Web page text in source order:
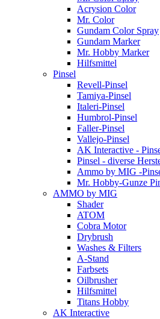
Acrysion Color
Mr. Color
Gundam Color Spray
Gundam Marker
Mr. Hobby Marker
Hilfsmittel
Pinsel
Revell-Pinsel
Tamiya-Pinsel
Italeri-Pinsel
Humbrol-Pinsel
Faller-Pinsel
Vallejo-Pinsel
AK Interactive -
Pinsel - diverse
Ammo by MIG -
Mr. Hobby-Gunze
AMMO by MIG
Shader
ATOM
Cobra Motor
Drybrush
Washes & Filters
A-Stand
Farbsets
Oilbrusher
Hilfsmittel
Titans Hobby
AK Interactive